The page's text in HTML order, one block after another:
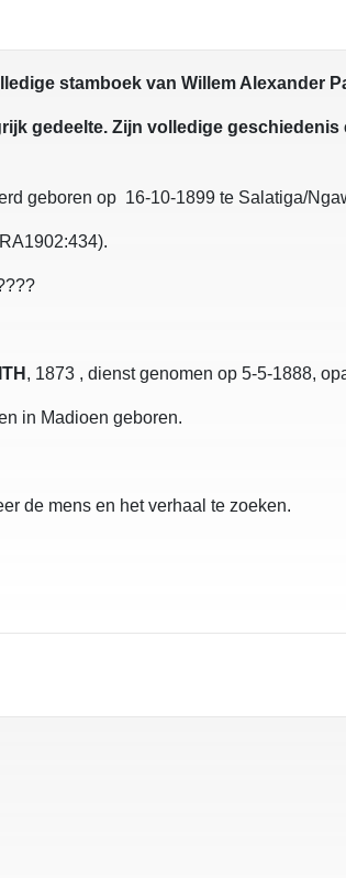
stamboek van Willem Alexander
gedeelte. Zijn volledige
geboren op 16-10-1899 te Salatiga/
, 1873 , dienst genomen op 5-5-1888,
in Madioen geboren.
de mens en het verhaal te zoeken.